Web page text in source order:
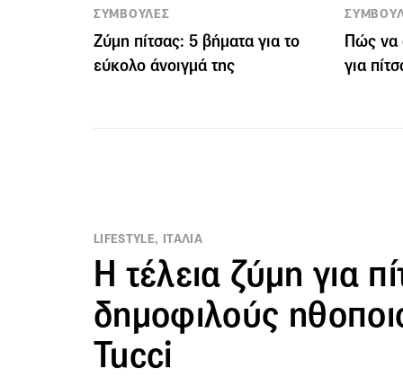
ΣΥΜΒΟΥΛΕΣ
Ζύμη πίτσας: 5 βήματα για το
εύκολο άνοιγμά της
Πώς να
για
LIFESTYLE, ΙΤΑΛΙΑ
Η τέλεια ζύμη για
δημοφιλούς
Tucci